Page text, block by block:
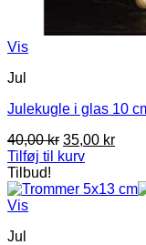
Vis
Jul
Julekugle i glas 10
40,00kr Den
oprindelige
var:
35,00 krDen
er:
Tilføj til kurv
Tilbud!
Vis
Jul